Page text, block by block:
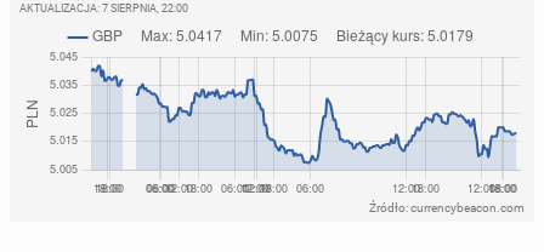
AKTUALIZACJA: 7 SIERPNIA, 22:00
Źródło: currencybeacon.com